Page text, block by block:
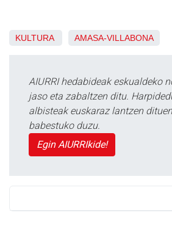
KULTURA AMASA-VILLABONA
AIURRI hedabideak eskualdeko
jaso eta zabaltzen ditu.
albisteak euskaraz lantzen
babestuko duzu.
Egin AIURRIkide!